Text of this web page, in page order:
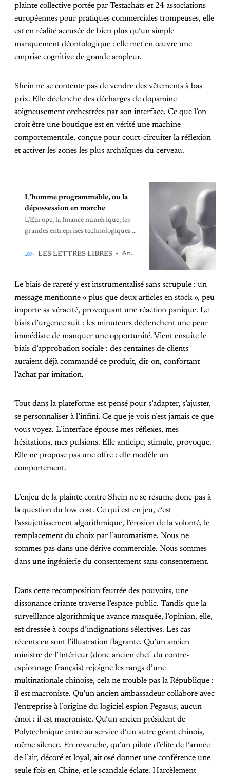
plainte collective portée par Testachats et 24 associations
européennes pour pratiques commerciales trompeuses, elle
est en réalité accusée de bien plus qu’un simple
manquement déontologique : elle met en œuvre une
emprise cognitive de grande ampleur.
Shein ne se contente pas de vendre des vêtements à bas
prix. Elle déclenche des décharges de dopamine
soigneusement orchestrées par son interface. Ce que l’on
croit être une boutique est en vérité une machine
comportementale, conçue pour court-circuiter la réflexion
et activer les zones les plus archaïques du cerveau.
L’homme programmable, ou la
dépossession en marche
L’Europe, la finance numérique, les
grandes entreprises technologiques et
par une réflexion sur l’effacement
LES LETTRES LIBRES Anne-Emmanuelle Lejeune
Le biais de rareté y est instrumentalisé sans scrupule : un
message mentionne « plus que deux articles en stock », peu
importe sa véracité, provoquant une réaction panique. Le
biais d’urgence suit : les minuteurs déclenchent une peur
immédiate de manquer une opportunité. Vient ensuite le
biais d’approbation sociale : des centaines de clients
auraient déjà commandé ce produit, dit-on, confortant
l’achat par imitation.
Tout dans la plateforme est pensé pour s’adapter, s’ajuster,
se personnaliser à l’infini. Ce que je vois n’est jamais ce que
vous voyez. L’interface épouse mes réflexes, mes
hésitations, mes pulsions. Elle anticipe, stimule, provoque.
Elle ne propose pas une offre : elle modèle un
comportement.
L’enjeu de la plainte contre Shein ne se résume donc pas à
la question du low cost. Ce qui est en jeu, c’est
l’assujettissement algorithmique, l’érosion de la volonté, le
remplacement du choix par l’automatisme. Nous ne
sommes pas dans une dérive commerciale. Nous sommes
dans une ingénierie du consentement sans consentement.
Dans cette recomposition feutrée des pouvoirs, une
dissonance criante traverse l’espace public. Tandis que la
surveillance algorithmique avance masquée, l’opinion, elle,
est dressée à coups d’indignations sélectives. Les cas
récents en sont l’illustration flagrante. Qu’un ancien
ministre de l’Intérieur (donc ancien chef du contre-
espionnage français) rejoigne les rangs d’une
multinationale chinoise, cela ne trouble pas la République :
il est macroniste. Qu’un ancien ambassadeur collabore avec
l’entreprise à l’origine du logiciel espion Pegasus, aucun
émoi : il est macroniste. Qu’un ancien président de
Polytechnique entre au service d’un autre géant chinois,
même silence. En revanche, qu’un pilote d’élite de l’armée
de l’air, décoré et loyal, ait osé donner une conférence une
seule fois en Chine, et le scandale éclate. Harcèlement